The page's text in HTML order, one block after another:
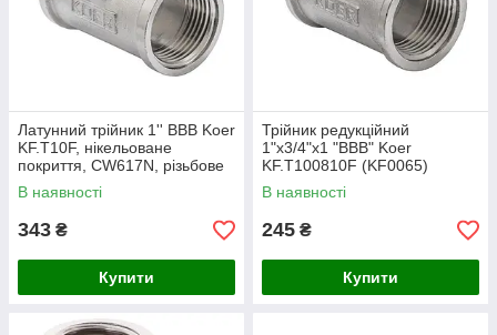
Латунний трійник 1'' ВВВ Koer
KF.T10F, нікельоване
покриття, CW617N, різьбове
з'єднання, Чехія (KF0062)
В наявності
343 ₴
Купити
Трійник редукційний
1"х3/4"х1 "ВВВ" Koer
KF.T100810F (KF0065)
латунь, нікель, сталевий
В наявності
245 ₴
Купити